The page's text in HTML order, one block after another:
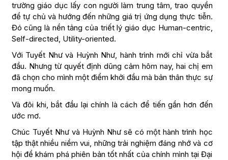
trường giáo dục lấy con người làm trung tâm, trao quyền
để tự chủ và hướng đến những giá trị ứng dụng thực tiễn.
Đó cũng là nền tảng của triết lý giáo dục Human-centric,
Self-directed, Utility-oriented.
Với Tuyết Như và Huỳnh Như, hành trình mới chỉ vừa bắt
đầu. Nhưng từ quyết định dũng cảm hôm nay, hai chị em
đã chọn cho mình một điểm khởi đầu mà bản thân thực sự
mong muốn.
Và đôi khi, bắt đầu lại chính là cách để tiến gần hơn đến
ước mơ.
Chúc Tuyết Như và Huỳnh Như sẽ có một hành trình học
tập thật nhiều niềm vui, những trải nghiệm đáng nhớ và cơ
hội để khám phá phiên bản tốt nhất của chính mình tại Đại